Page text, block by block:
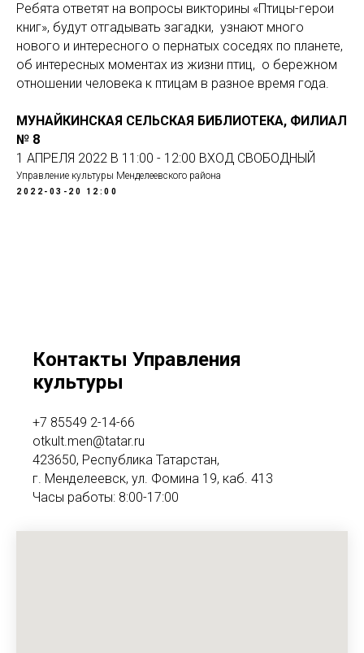
Ребята ответят на вопросы викторины «Птицы-герои
книг», будут отгадывать загадки, узнают много
нового и интересного о пернатых соседях по планете,
об интересных моментах из жизни птиц, о бережном
отношении человека к птицам в разное время года.
МУНАЙКИНСКАЯ СЕЛЬСКАЯ БИБЛИОТЕКА, ФИЛИАЛ
№ 8
1 АПРЕЛЯ 2022 В 11:00 - 12:00 ВХОД СВОБОДНЫЙ
Управление культуры Менделеевского района
2022-03-20 12:00
Контакты Управления
культуры
+7 85549 2-14-66
otkult.men@tatar.ru
423650, Республика Татарстан,
г. Менделеевск, ул. Фомина 19, каб. 413
Часы работы: 8:00-17:00